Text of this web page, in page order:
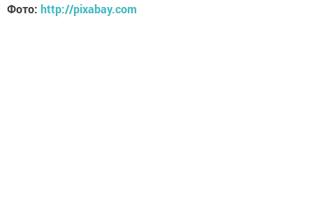
Фото: http://pixabay.com